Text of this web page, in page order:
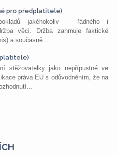
pro předplatitele)
jakéhokoliv – řádného i
věci. Držba zahrnuje faktické
a současně...
stěžovatelky jako nepřípustné ve
práva EU s odůvodněním, že na